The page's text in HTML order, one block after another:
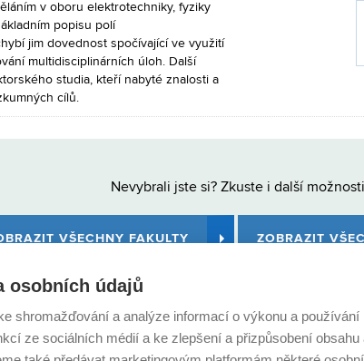
v oboru elektrotechniky, fyziky
popisu polí
jim dovednost spočívající ve využití
multidisciplinárních úloh. Další
studia, kteří nabyté znalosti a
cílů.
Nevybrali jste si? Zkuste i další
VŠECHNY FAKULTY ZOBRAZIT
osobních údajů
shromažďování a analýze informací o výkonu a používání
ze sociálních médií a ke zlepšení a přizpůsobení obsahu